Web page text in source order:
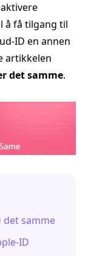
å få tilgang til
en annen
artikkelen
det samme.
det samme